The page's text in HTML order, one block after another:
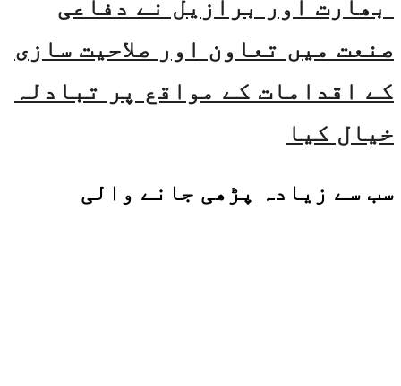
بھارت اور برازیل نے دفاعی
صنعت میں تعاون اور صلاحیت سازی
کے اقدامات کے مواقع پر تبادلہ
خیال کیا
سب سے زیادہ پڑھی جانے والی